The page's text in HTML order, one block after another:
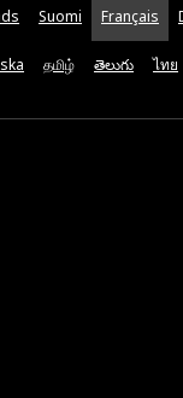
Suomi Français
தமிழ் తెలుగు ไทย